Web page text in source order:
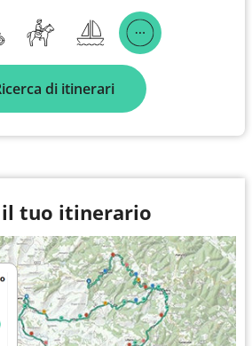
di itinerari
il tuo itinerario